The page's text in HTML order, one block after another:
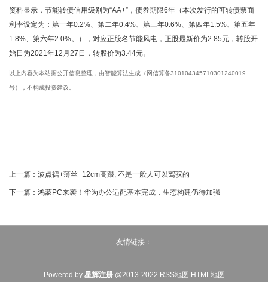
资料显示，节能转债信用级别为“AA+”，债券期限6年（本次发行的可转债票面
利率设定为：第一年0.2%、第二年0.4%、第三年0.6%、第四年1.5%、第五年
1.8%、第六年2.0%。），对应正股名节能风电，正股最新价为2.85元，转股开
始日为2021年12月27日，转股价为3.44元。
以上内容为本站据公开信息整理，由智能算法生成（网信算备310104345710301240019
号），不构成投资建议。
上一篇： 波点裙+薄丝+12cm高跟, 不是一般人可以驾驭的
下一篇： 鸿蒙PC来袭！华为办公适配基本完成，生态构建仍待加强
友情链接：
Powered by 星辉注册@2013-2022 RSS地图 HTML地图